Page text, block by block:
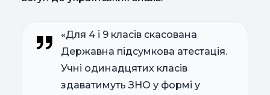
«Для 4 і 9 класів скасована
Державна підсумкова атестація.
Учні одинадцятих класів
здаватимуть ЗНО у формі у